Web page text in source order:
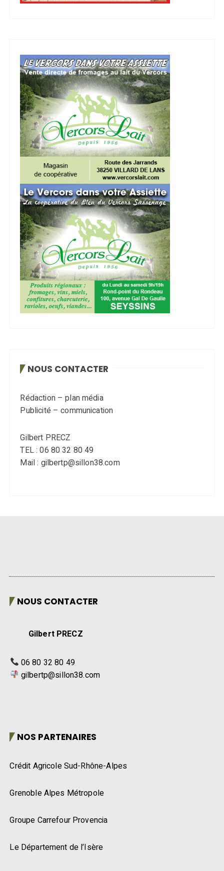
NOUS CONTACTER
Rédaction – plan média
Publicité – communication
Gilbert PRECZ
TEL : 06 80 32 80 49
Mail : gilbertp@sillon38.com
NOUS CONTACTER
Gilbert PRECZ
06 80 32 80 49
gilbertp@sillon38.com
NOS PARTENAIRES
Crédit Agricole Sud-Rhône-Alpes
Grenoble Alpes Métropole
Groupe Carrefour Provencia
Le Département de l’Isère